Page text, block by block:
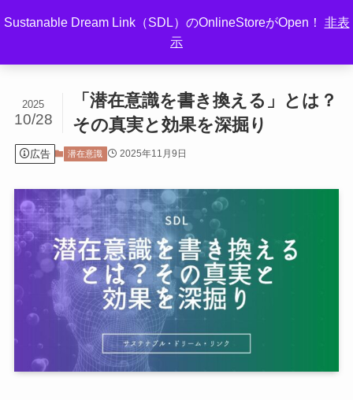
Sustanable Dream Link（SDL）のOnlineStoreがOpen！ 非表
示
「潜在意識を書き換える」とは？
その真実と効果を深掘り
2025
10/28
広告 潜在意識 2025年11月9日